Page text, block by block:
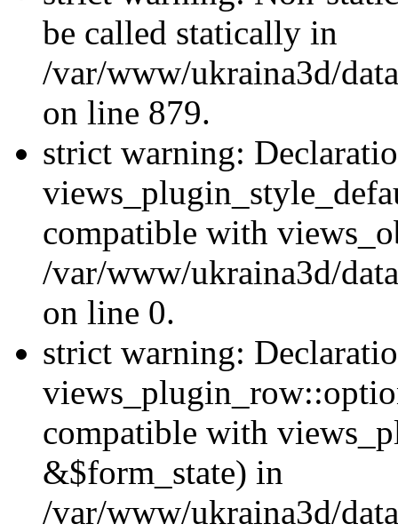
be called statically in
/var/www/ukraina3d/
on line 879.
strict warning:
compatible with
/var/www/ukraina3d/
on line 0.
strict warning:
compatible with
&$form_state) in
/var/www/ukraina3d/